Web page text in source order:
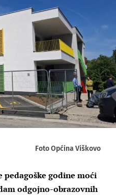
Foto Općina Viškovo
godine moći
odgojno-obrazovnih